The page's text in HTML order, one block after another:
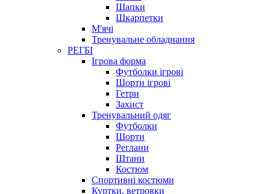
Шапки
Шкарпетки
М'ячі
Тренувальне обладнання
РЕГБІ
Ігрова форма
Футболки ігрові
Шорти ігрові
Гетри
Захист
Тренувальний одяг
Футболки
Шорти
Реглани
Штани
Костюм
Спортивні костюми
Куртки, ветровки